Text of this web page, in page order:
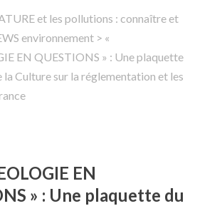
et les pollutions : connaître et
environnement > «
EN QUESTIONS » : Une plaquette
la Culture sur la réglementation et les
EN
» : Une plaquette du